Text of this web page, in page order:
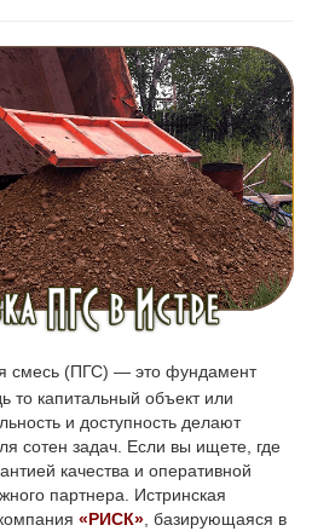
смесь (ПГС) — это фундамент
то капитальный объект или
и доступность делают
сотен задач. Если вы ищете, где
качества и оперативной
партнера. Истринская
«РИСК» , базирующаяся в